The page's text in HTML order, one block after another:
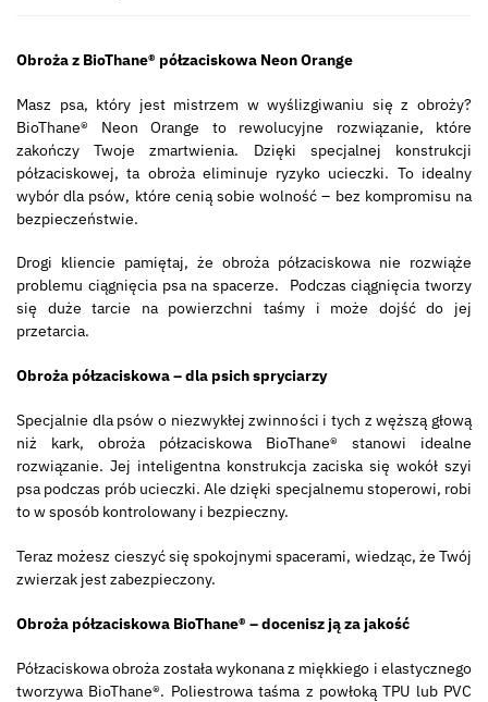
Obroża z BioThane® półzaciskowa Neon Orange
Masz psa, który jest mistrzem w wyślizgiwaniu się z obroży?
BioThane® Neon Orange to rewolucyjne rozwiązanie, które
zakończy Twoje zmartwienia. Dzięki specjalnej konstrukcji
półzaciskowej, ta obroża eliminuje ryzyko ucieczki. To idealny
wybór dla psów, które cenią sobie wolność – bez kompromisu na
bezpieczeństwie.
Drogi kliencie pamiętaj, że obroża półzaciskowa nie rozwiąże
problemu ciągnięcia psa na spacerze. Podczas ciągnięcia tworzy
się duże tarcie na powierzchni taśmy i może dojść do jej
przetarcia.
Obroża półzaciskowa – dla psich spryciarzy
Specjalnie dla psów o niezwykłej zwinności i tych z węższą głową
niż kark, obroża półzaciskowa BioThane® stanowi idealne
rozwiązanie. Jej inteligentna konstrukcja zaciska się wokół szyi
psa podczas prób ucieczki. Ale dzięki specjalnemu stoperowi, robi
to w sposób kontrolowany i bezpieczny.
Teraz możesz cieszyć się spokojnymi spacerami, wiedząc, że Twój
zwierzak jest zabezpieczony.
Obroża półzaciskowa BioThane® – docenisz ją za jakość
Półzaciskowa obroża została wykonana z miękkiego i elastycznego
tworzywa BioThane®. Poliestrowa taśma z powłoką TPU lub PVC